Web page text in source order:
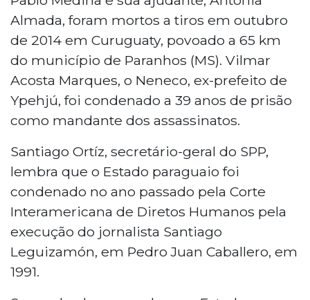
Almada, foram mortos a tiros em outubro
de 2014 em Curuguaty, povoado a 65 km
do município de Paranhos (MS). Vilmar
Acosta Marques, o Neneco, ex-prefeito de
Ypehjú, foi condenado a 39 anos de prisão
como mandante dos assassinatos.
Santiago Ortíz, secretário-geral do SPP,
lembra que o Estado paraguaio foi
condenado no ano passado pela Corte
Interamericana de Diretos Humanos pela
execução do jornalista Santiago
Leguizamón, em Pedro Juan Caballero, em
1991.